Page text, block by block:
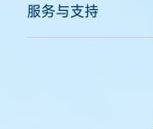
服务与支持